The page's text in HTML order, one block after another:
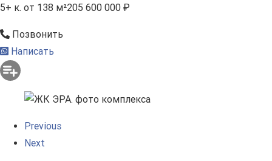
5+ к. от 138 м²205 600 000 ₽
Позвонить
Написать
Previous
Next